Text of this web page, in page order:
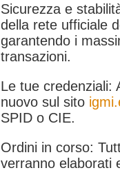
Sicurezza e
della rete ufficiale
garantendo i
transazioni.
Le tue credenziali:
nuovo sul sito
SPID o CIE.
Ordini in corso:
verranno elaborati